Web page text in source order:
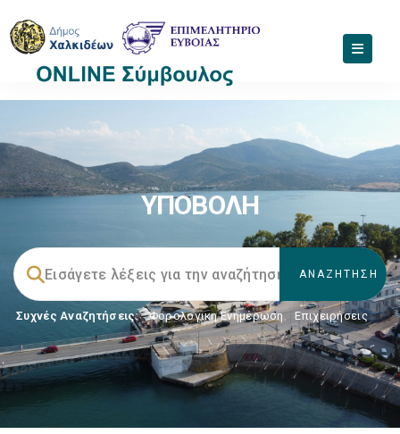
ΥΠΟΒΟΛΗ
Συχνές Αναζητήσεις: Φορολογικη Ενημέρωση, Επιχειρήσεις